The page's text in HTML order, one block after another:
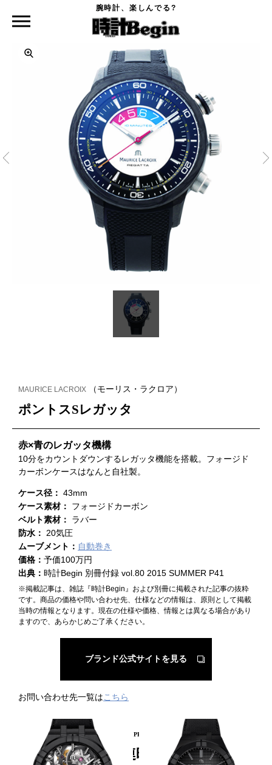
腕時計、楽しんでる?
MAURICE LACROIX ポントスSレガッタ
MAURICE LACROIX （モーリス・ラクロア）
ポントスSレガッタ
赤×青のレガッタ機構
10分をカウントダウンするレガッタ機能を搭載。フォージド
カーボンケースはなんと自社製。
ケース径： 43mm
ケース素材： フォージドカーボン
ベルト素材： ラバー
防水： 20気圧
ムーブメント： 自動巻き
価格： 予価100万円
出典： 時計Begin 別冊付録 vol.80 2015 SUMMER P41
※掲載記事は、雑誌『時計Begin』および別冊に掲載された記事の抜粋
です。商品の価格や問い合わせ先、仕様などの情報は、原則として掲載
当時の情報となります。現在の仕様や価格、情報とは異なる場合があり
ますので、あらかじめご了承ください。
ブランド公式サイトを見る
お問い合わせ先一覧はこちら
PICKUP PRODUCT
関連時計